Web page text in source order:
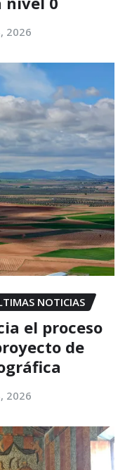
2026
NOTICIAS
el proceso
de
2026